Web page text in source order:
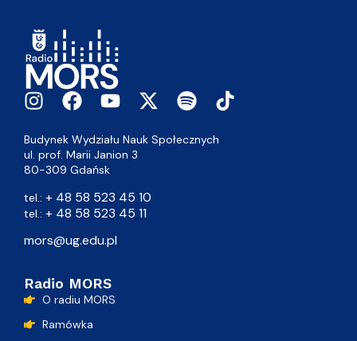
Budynek Wydziału Nauk Społecznych
ul. prof. Marii Janion 3
80-309 Gdańsk
tel.: + 48 58 523 45 10
tel.: + 48 58 523 45 11
mors@ug.edu.pl
Radio MORS
O radiu MORS
Ramówka